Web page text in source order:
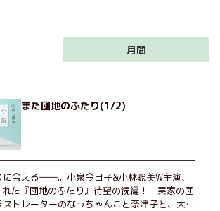
月間
また団地のふたり(1/2)
に会える――。小泉今日子&小林聡美W主演、
れた『団地のふたり』待望の続編！ 実家の団
トレーターのなっちゃんこと奈津子と、大学